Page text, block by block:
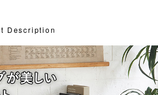
Description